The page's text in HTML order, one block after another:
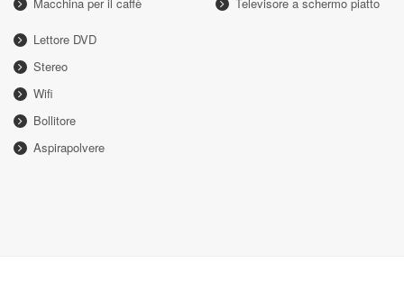
Lettore DVD
Stereo
Wifi
Bollitore
Aspirapolvere